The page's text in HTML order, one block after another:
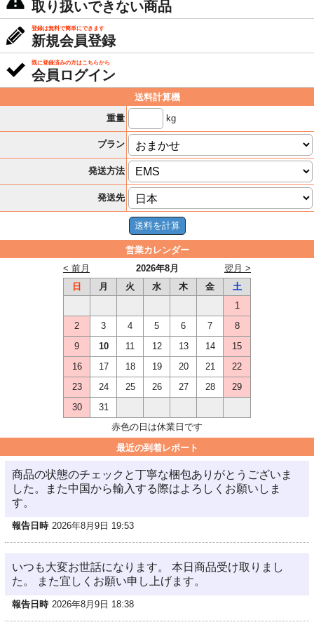
取り扱いできない商品
登録は無料で簡単にできます
新規会員登録
既に登録済みの方はこちらから
会員ログイン
送料計算機
重量
kg
プラン
発送方法
発送先
営業カレンダー
2026年8月
< 前月
翌月 >
日
月 火 水 木 金
土
1
2
3 4 5 6 7
8
9
10 11 12 13 14
15
16
17 18 19 20 21
22
23
24 25 26 27 28
29
30
31
赤色の日は休業日です
最近の到着レポート
商品の状態のチェックと丁寧な梱包ありがとうございま
した。また中国から輸入する際はよろしくお願いしま
す。
報告日時 2026年8月9日 19:53
いつも大変お世話になります。 本日商品受け取りまし
た。 また宜しくお願い申し上げます。
報告日時 2026年8月9日 18:38